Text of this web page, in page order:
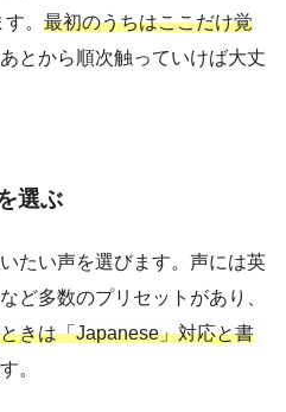
。 最初のうちはここだけ覚
とから順次触っていけば大丈
選ぶ
たい声を選びます。声には英
ど多数のプリセットがあり、
きは「Japanese」対応と書
。